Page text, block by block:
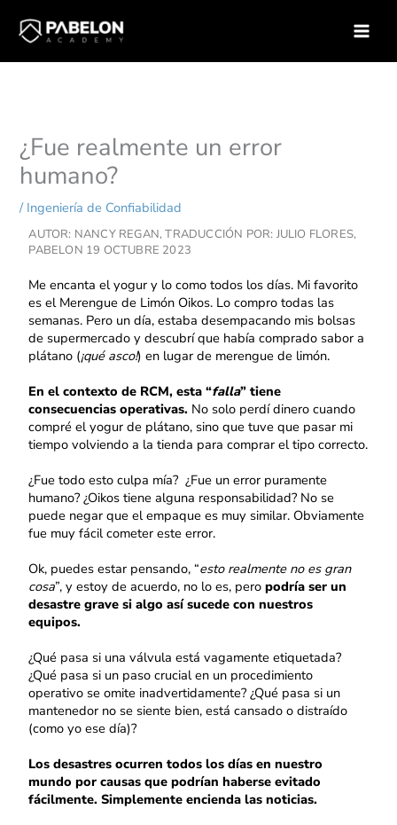
contenido
Inicio
Ingeniería de Confiabilidad
¿Fue realmente un error humano?
¿Fue realmente un error
humano?
/ Ingeniería de Confiabilidad
AUTOR: NANCY REGAN, TRADUCCIÓN POR: JULIO FLORES,
PABELON 19 OCTUBRE 2023
Me encanta el yogur y lo como todos los días. Mi favorito
es el Merengue de Limón Oikos. Lo compro todas las
semanas. Pero un día, estaba desempacando mis bolsas
de supermercado y descubrí que había comprado sabor a
plátano (¡qué asco!) en lugar de merengue de limón.
En el contexto de RCM, esta “falla” tiene
consecuencias operativas. No solo perdí dinero cuando
compré el yogur de plátano, sino que tuve que pasar mi
tiempo volviendo a la tienda para comprar el tipo correcto.
¿Fue todo esto culpa mía? ¿Fue un error puramente
humano? ¿Oikos tiene alguna responsabilidad? No se
puede negar que el empaque es muy similar. Obviamente
fue muy fácil cometer este error.
Ok, puedes estar pensando, “esto realmente no es gran
cosa”, y estoy de acuerdo, no lo es, peropodría ser un
desastre grave si algo así sucede con nuestros
equipos.
¿Qué pasa si una válvula está vagamente etiquetada?
¿Qué pasa si un paso crucial en un procedimiento
operativo se omite inadvertidamente? ¿Qué pasa si un
mantenedor no se siente bien, está cansado o distraído
(como yo ese día)?
Los desastres ocurren todos los días en nuestro
mundo por causas que podrían haberse evitado
fácilmente. Simplemente encienda las noticias.